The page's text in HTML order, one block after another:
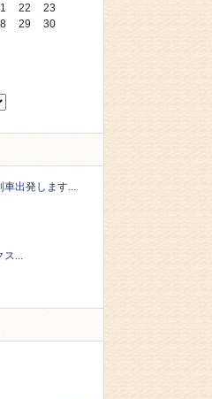
22
23
29
30
車出発します...
ス...